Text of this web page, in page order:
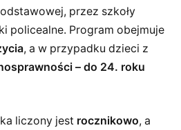
przez szkoły
policealne. Program obejmuje
, a w przypadku dzieci z
– do 24. roku
liczony jest rocznikowo, a